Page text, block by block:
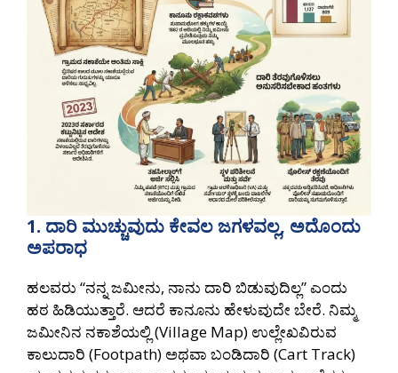
1. ದಾರಿ ಮುಚ್ಚುವುದು ಕೇವಲ ಜಗಳವಲ್ಲ, ಅದೊಂದು
ಅಪರಾಧ
ಹಲವರು “ನನ್ನ ಜಮೀನು, ನಾನು ದಾರಿ ಬಿಡುವುದಿಲ್ಲ” ಎಂದು
ಹಠ ಹಿಡಿಯುತ್ತಾರೆ. ಆದರೆ ಕಾನೂನು ಹೇಳುವುದೇ ಬೇರೆ. ನಿಮ್ಮ
ಜಮೀನಿನ ನಕಾಶೆಯಲ್ಲಿ (Village Map) ಉಲ್ಲೇಖವಿರುವ
ಕಾಲುದಾರಿ (Footpath) ಅಥವಾ ಬಂಡಿದಾರಿ (Cart Track)